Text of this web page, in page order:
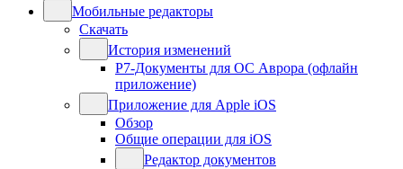
Мобильные редакторы
Скачать
История изменений
Р7-Документы для ОС Аврора (офлайн
приложение)
Приложение для Apple iOS
Обзор
Общие операции для iOS
Редактор документов